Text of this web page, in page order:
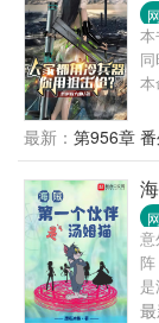
本
了
风
最新： 第956章 番
是
最